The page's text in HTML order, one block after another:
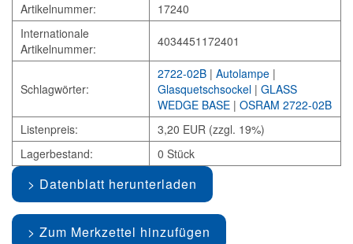
Artikelnummer:
17240
Internationale
Artikelnummer:
4034451172401
Schlagwörter:
2722-02B | Autolampe |
Glasquetschsockel | GLASS
WEDGE BASE | OSRAM 2722-02B
Listenpreis:
3,20 EUR (zzgl. 19%)
Lagerbestand:
0 Stück
Datenblatt herunterladen
Zum Merkzettel hinzufügen